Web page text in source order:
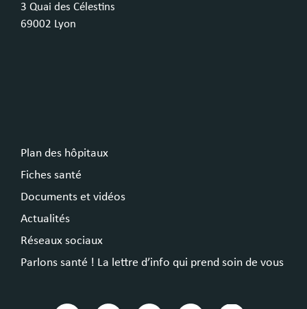
3 Quai des Célestins
69002 Lyon
Plan des hôpitaux
Fiches santé
Documents et vidéos
Actualités
Réseaux sociaux
Parlons santé ! La lettre d’info qui prend soin de vous